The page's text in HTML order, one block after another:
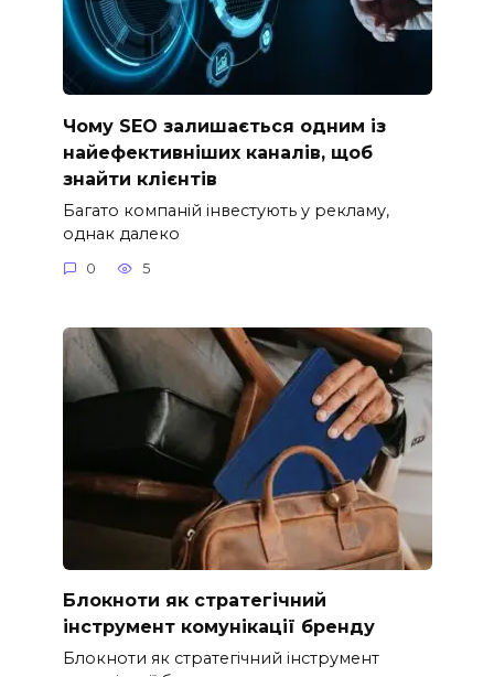
Чому SEO залишається одним із
найефективніших каналів, щоб
знайти клієнтів
Багато компаній інвестують у рекламу,
однак далеко
0 5
Блокноти як стратегічний
інструмент комунікації бренду
Блокноти як стратегічний інструмент